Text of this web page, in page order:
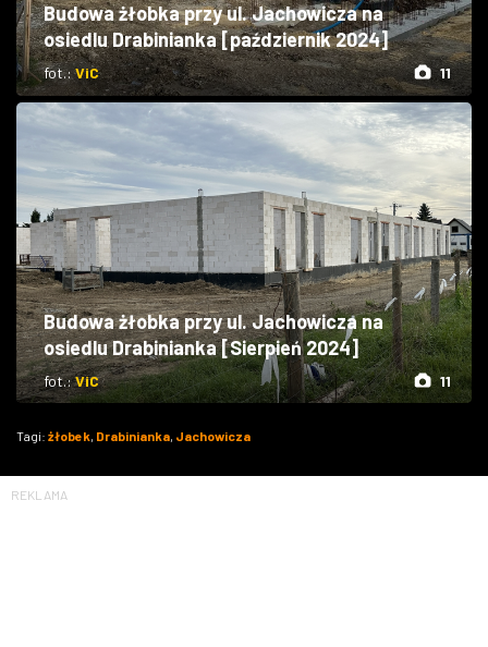
Budowa żłobka przy ul. Jachowicza na
osiedlu Drabinianka [październik 2024]
fot.:ViC 11
Budowa żłobka przy ul. Jachowicza na
osiedlu Drabinianka [Sierpień 2024]
fot.:ViC 11
Tagi: żłobek, Drabinianka, Jachowicza
REKLAMA